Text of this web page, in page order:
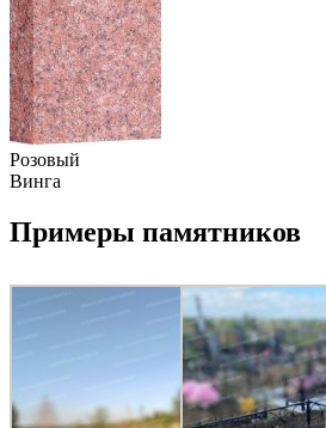
Розовый
Винга
Примеры памятников